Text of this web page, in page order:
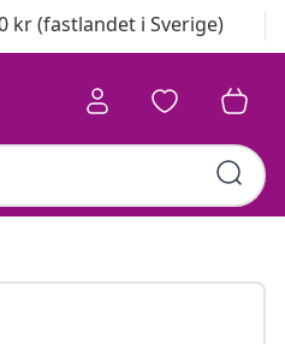
kr (fastlandet i Sverige)